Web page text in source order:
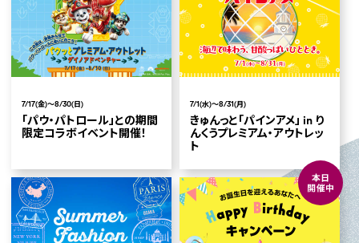
7/17(金)～8/30(日)
「パウ・パトロール」との期間
限定コラボイベント開催！
7/1(水)～8/31(月)
きゅんっと「パインアメ」 in り
んくうプレミアム・アウトレッ
ト